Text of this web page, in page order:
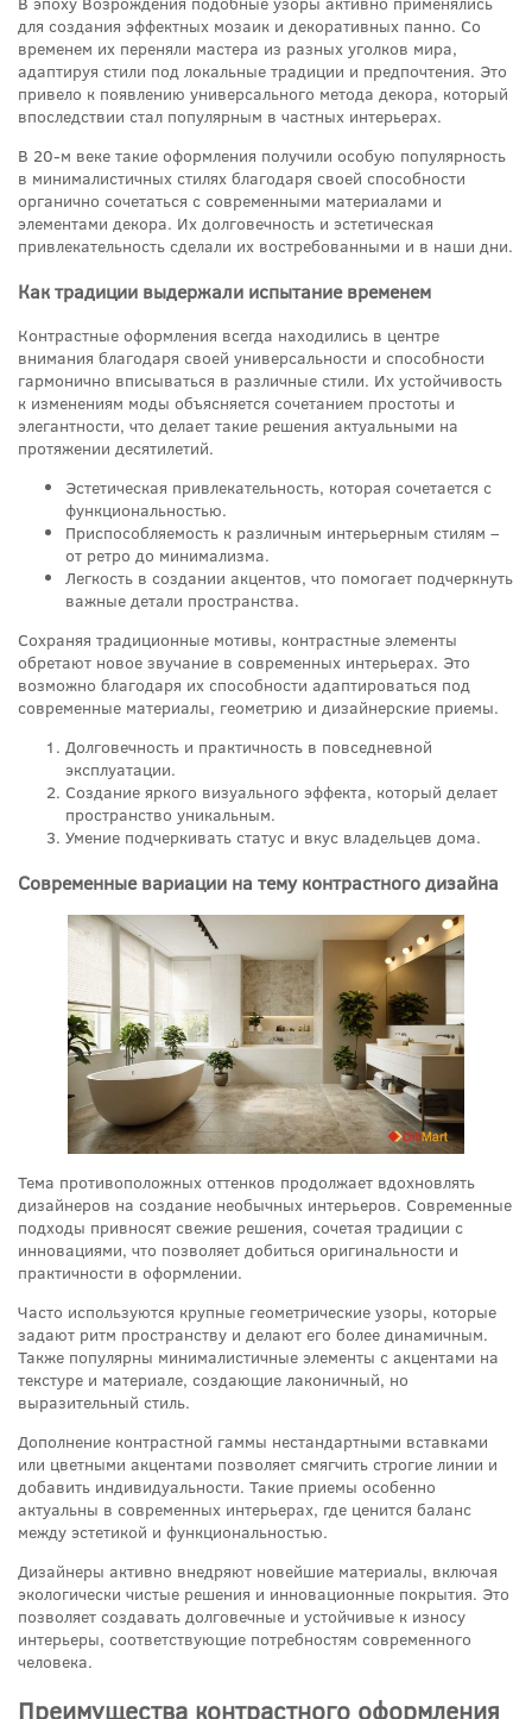
для создания эффектных мозаик и декоративных панно. Со
временем их переняли мастера из разных уголков мира,
адаптируя стили под локальные традиции и предпочтения. Это
привело к появлению универсального метода декора, который
впоследствии стал популярным в частных интерьерах.
В 20-м веке такие оформления получили особую популярность
в минималистичных стилях благодаря своей способности
органично сочетаться с современными материалами и
элементами декора. Их долговечность и эстетическая
привлекательность сделали их востребованными и в наши дни.
Как традиции выдержали испытание временем
Контрастные оформления всегда находились в центре
внимания благодаря своей универсальности и способности
гармонично вписываться в различные стили. Их устойчивость
к изменениям моды объясняется сочетанием простоты и
элегантности, что делает такие решения актуальными на
протяжении десятилетий.
Эстетическая привлекательность, которая сочетается с
функциональностью.
Приспособляемость к различным интерьерным стилям –
от ретро до минимализма.
Легкость в создании акцентов, что помогает подчеркнуть
важные детали пространства.
Сохраняя традиционные мотивы, контрастные элементы
обретают новое звучание в современных интерьерах. Это
возможно благодаря их способности адаптироваться под
современные материалы, геометрию и дизайнерские приемы.
Долговечность и практичность в повседневной
эксплуатации.
Создание яркого визуального эффекта, который делает
пространство уникальным.
Умение подчеркивать статус и вкус владельцев дома.
Современные вариации на тему контрастного дизайна
Тема противоположных оттенков продолжает вдохновлять
дизайнеров на создание необычных интерьеров. Современные
подходы привносят свежие решения, сочетая традиции с
инновациями, что позволяет добиться оригинальности и
практичности в оформлении.
Часто используются крупные геометрические узоры, которые
задают ритм пространству и делают его более динамичным.
Также популярны минималистичные элементы с акцентами на
текстуре и материале, создающие лаконичный, но
выразительный стиль.
Дополнение контрастной гаммы нестандартными вставками
или цветными акцентами позволяет смягчить строгие линии и
добавить индивидуальности. Такие приемы особенно
актуальны в современных интерьерах, где ценится баланс
между эстетикой и функциональностью.
Дизайнеры активно внедряют новейшие материалы, включая
экологически чистые решения и инновационные покрытия. Это
позволяет создавать долговечные и устойчивые к износу
интерьеры, соответствующие потребностям современного
человека.
Преимущества контрастного оформления